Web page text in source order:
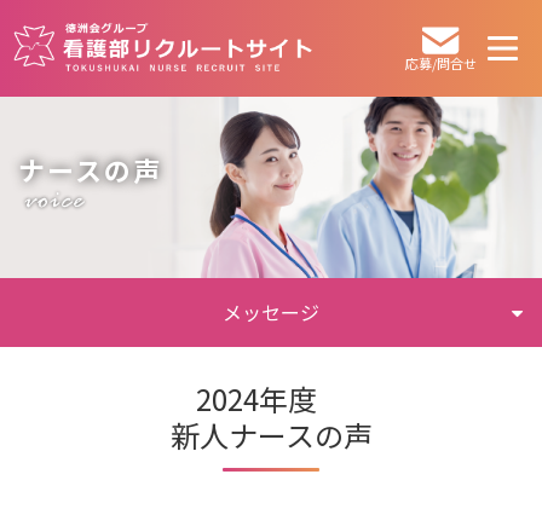
応募/問合せ
ナースの声
2024年度
新人ナースの声
メッセージ